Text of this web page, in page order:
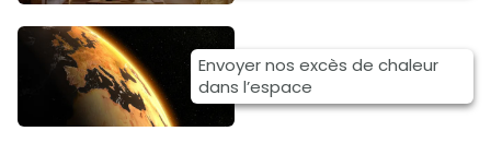
Envoyer nos excès de chaleur
dans l’espace